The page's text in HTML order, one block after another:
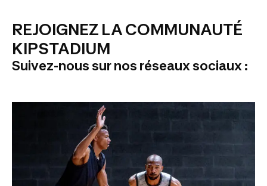
REJOIGNEZ LA COMMUNAUTÉ
KIPSTADIUM
Suivez-nous sur nos réseaux sociaux :